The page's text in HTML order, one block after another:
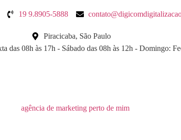
19 9.8905-5888
Piracicaba, São Paulo
das 08h às 17h - Sábado das 08h às 12h - Domingo: